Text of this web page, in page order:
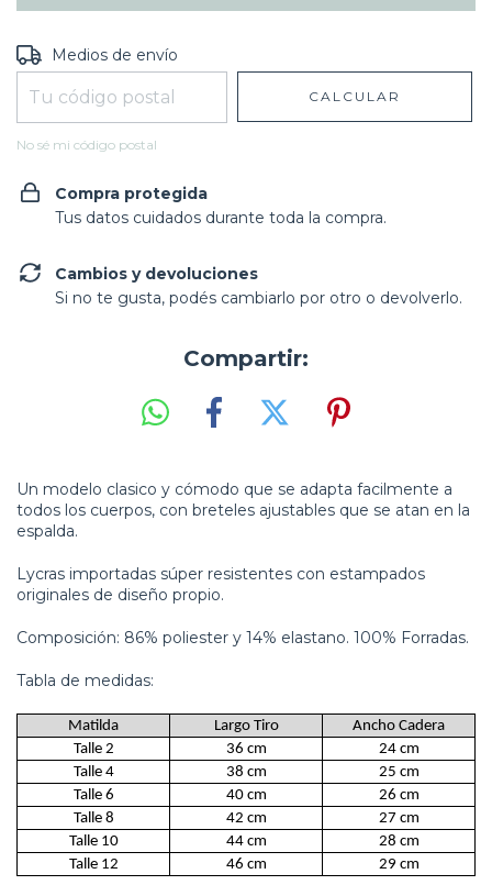
Entregas para el CP:
Medios de envío
CALCULAR
No sé mi código postal
Compra protegida
Tus datos cuidados durante toda la compra.
Cambios y devoluciones
Si no te gusta, podés cambiarlo por otro o devolverlo.
Compartir:
Un modelo clasico y cómodo que se adapta facilmente a
todos los cuerpos, con breteles ajustables que se atan en la
espalda.
Lycras importadas súper resistentes con estampados
originales de diseño propio.
Composición: 86% poliester y 14% elastano. 100% Forradas.
Tabla de medidas:
Matilda Largo Tiro
Ancho Cadera
Talle 2
36 cm
24 cm
Talle 4
38 cm
25 cm
Talle 6
40 cm
26 cm
Talle 8
42 cm
27 cm
Talle 10
44 cm
28 cm
Talle 12
46 cm 29 cm